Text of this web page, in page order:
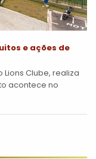
e ações de
Clube, realiza
acontece no